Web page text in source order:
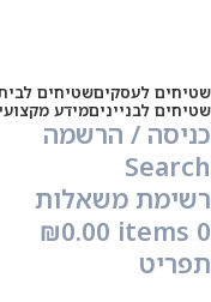
שטיחים לעסקיםשטיחים
שטיחים לבנייניםמידע מקצועי
כניסה / הרשמה
Search
רשימת משאלות
0
items
₪0.00
תפריט